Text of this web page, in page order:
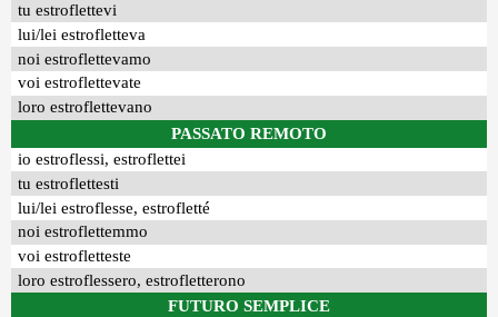
tu estroflettevi
lui/lei estrofletteva
noi estroflettevamo
voi estroflettevate
loro estroflettevano
PASSATO REMOTO
io estroflessi, estroflettei
tu estroflettesti
lui/lei estroflesse, estrofletté
noi estroflettemmo
voi estrofletteste
loro estroflessero, estrofletterono
FUTURO SEMPLICE